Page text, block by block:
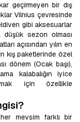
geçirmeyen bir dış
Vilnius çevresinde
gibi aksesuarlar
düşük sezon olması
açısından yılın en
kış paketlerinde özel
dönem (Ocak başı),
kalabalığın iyice
için özellikle
mevsim farklı bir